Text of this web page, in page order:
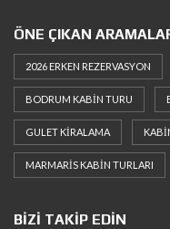
ÖNE ÇIKAN
2026 ERKEN REZERVASYON
BODRUM KABIN TURU
GULET KIRALAMA
MARMARIS KABIN TURLARI
BIZI TAKIP EDIN